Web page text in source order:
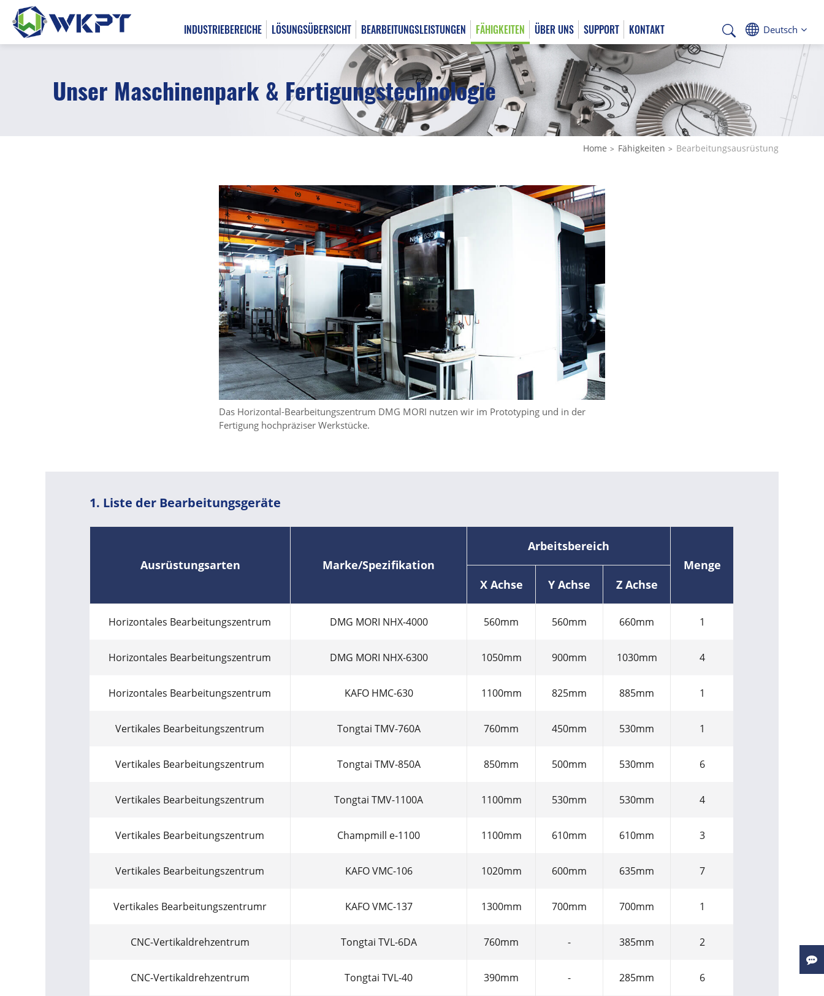
INDUSTRIEBEREICHE LÖSUNGSÜBERSICHT BEARBEITUNGSLEISTUNGEN FÄHIGKEITEN ÜBER UNS SUPPORT KONTAKT Deutsch
Unser Maschinenpark & Fertigungstechnologie
Home Fähigkeiten Bearbeitungsausrüstung
Das Horizontal-Bearbeitungszentrum DMG MORI nutzen wir im Prototyping und in der
Fertigung hochpräziser Werkstücke.
1. Liste der Bearbeitungsgeräte
Ausrüstungsarten Marke/Spezifikation
Arbeitsbereich
Menge
X Achse
Y Achse Z Achse
Horizontales Bearbeitungszentrum DMG MORI NHX-4000 560mm 560mm 660mm 1
Horizontales Bearbeitungszentrum DMG MORI NHX-6300 1050mm 900mm 1030mm 4
Horizontales Bearbeitungszentrum KAFO HMC-630 1100mm 825mm 885mm 1
Vertikales Bearbeitungszentrum Tongtai TMV-760A 760mm 450mm 530mm 1
Vertikales Bearbeitungszentrum Tongtai TMV-850A 850mm 500mm 530mm 6
Vertikales Bearbeitungszentrum Tongtai TMV-1100A 1100mm 530mm 530mm 4
Vertikales Bearbeitungszentrum Champmill e-1100 1100mm 610mm 610mm 3
Vertikales Bearbeitungszentrum KAFO VMC-106 1020mm 600mm 635mm 7
Vertikales Bearbeitungszentrumr KAFO VMC-137 1300mm 700mm 700mm 1
CNC-Vertikaldrehzentrum Tongtai TVL-6DA 760mm - 385mm 2
CNC-Vertikaldrehzentrum Tongtai TVL-40 390mm - 285mm 6
繁體中文 English 日本語 Deutsch